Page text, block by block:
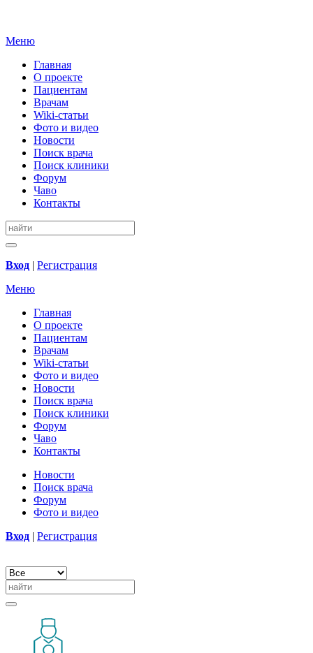
Меню
Главная
О проекте
Пациентам
Врачам
Wiki-статьи
Фото и видео
Новости
Поиск врача
Поиск клиники
Форум
Чаво
Контакты
Вход | Регистрация
Меню
Главная
О проекте
Пациентам
Врачам
Wiki-статьи
Фото и видео
Новости
Поиск врача
Поиск клиники
Форум
Чаво
Контакты
Новости
Поиск врача
Форум
Фото и видео
Вход | Регистрация